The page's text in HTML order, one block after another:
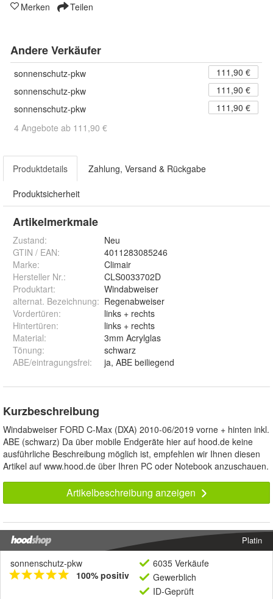
Merken Teilen
Andere Verkäufer
sonnenschutz-pkw
111,90 €
sonnenschutz-pkw
111,90 €
sonnenschutz-pkw
111,90 €
4 Angebote ab 111,90 €
Produktdetails Zahlung, Versand & Rückgabe
Produktsicherheit
Artikelmerkmale
Zustand:
Neu
GTIN / EAN:
4011283085246
Marke:
Climair
Hersteller Nr.:
CLS0033702D
Produktart:
Windabweiser
alternat. Bezeichnung: Regenabweiser
Vordertüren:
links + rechts
Hintertüren:
links + rechts
Material:
3mm Acrylglas
Tönung:
schwarz
ABE/eintragungsfrei: ja, ABE beiliegend
Kurzbeschreibung
Windabweiser FORD C-Max (DXA) 2010-06/2019 vorne + hinten inkl.
ABE (schwarz) Da über mobile Endgeräte hier auf hood.de keine
ausführliche Beschreibung möglich ist, empfehlen wir Ihnen diesen
Artikel auf www.hood.de über Ihren PC oder Notebook anzuschauen.
Artikelbeschreibung anzeigen
Platin
sonnenschutz-pkw
100% positiv
6035 Verkäufe
Gewerblich
ID-Geprüft